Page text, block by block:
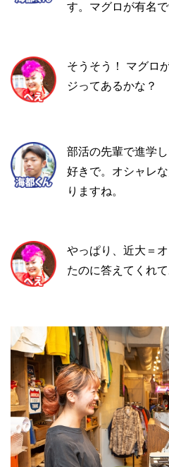
す。マグロが有名で
そうそう！ マグロ
ジってあるかな？
部活の先輩で進学
好きで。オシャレ
りますね。
やっぱり、近大＝
たのに答えてくれて